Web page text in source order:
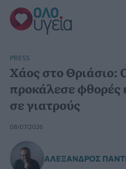
Μετάβαση
στο
περιεχόμενο
PRESS
Χάος στο Θριάσιο:
προκάλεσε φθορές
σε γιατρούς
08/07/2026
ΑΛΈΞΑΝΔΡΟΣ